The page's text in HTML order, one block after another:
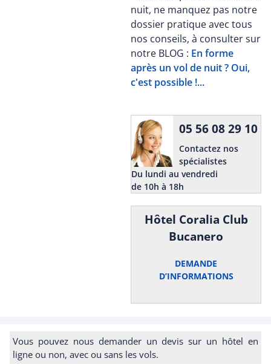
nuit, ne manquez pas notre
dossier pratique avec tous
nos conseils, à consulter sur
notre BLOG : En forme
après un vol de nuit ? Oui,
c'est possible !...
05 56 08 29 10
Contactez nos
spécialistes
Du lundi au vendredi
de 10h à 18h
Hôtel Coralia Club
Bucanero
DEMANDE
D’INFORMATIONS
Vous pouvez nous demander un devis sur un hôtel en
ligne ou non, avec ou sans les vols.